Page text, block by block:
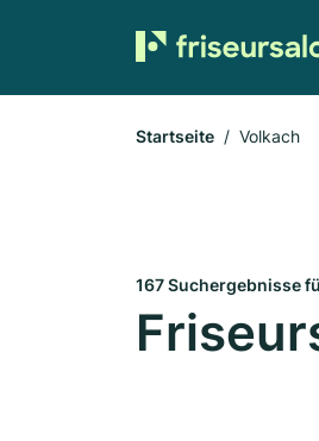
Startseite Volkach
167 Suchergebnisse